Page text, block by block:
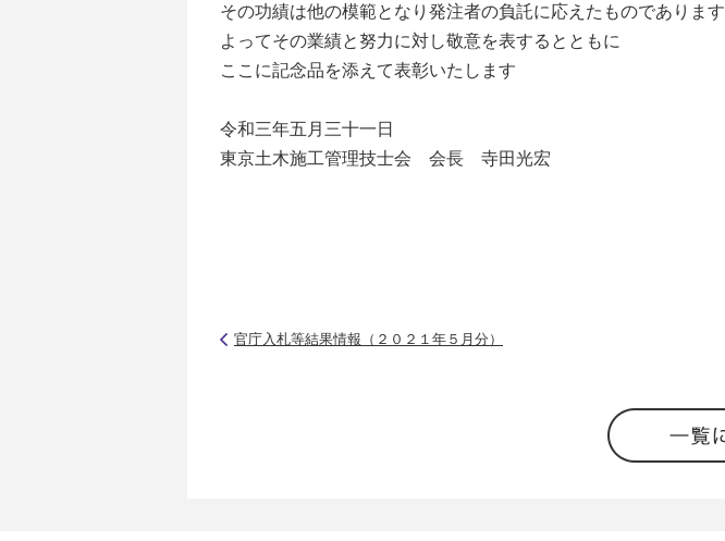
その功績は他の模範となり発注者の負託に応えたものであります
よってその業績と努力に対し敬意を表するとともに
ここに記念品を添えて表彰いたします
令和三年五月三十一日
東京土木施工管理技士会 会長 寺田光宏
官庁入札等結果情報（２０２１年５月分）